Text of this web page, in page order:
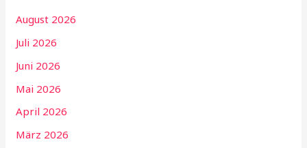
August 2026
Juli 2026
Juni 2026
Mai 2026
April 2026
März 2026